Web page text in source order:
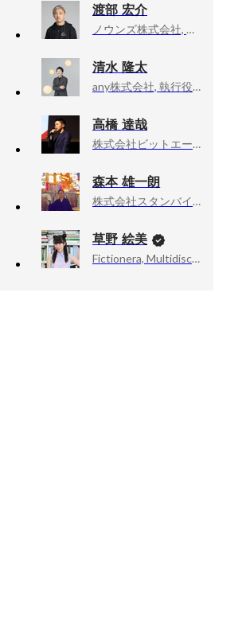
渡部 宏介
ノウンズ株式会社, CPO CDO
清水 隆太
any株式会社, 執行役員 TeamWill & Culture
高橋 達哉
株式会社ビットエー, 事業企画室 / 室長
森本 雄一朗
株式会社スタンバイ, プロダクト本部
草野 絵美
Fictionera, Multidisciplinary Artist / CEO / Co-Founder